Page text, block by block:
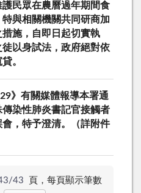
民眾在農曆過年期間食
與相關機關共同研商加
施，自即日起切實執
以身試法，政府絕對依
。
》有關媒體報導本署通
染性肺炎書記官接觸者
，特予澄清。（詳附件
43 頁， 每頁顯示筆數